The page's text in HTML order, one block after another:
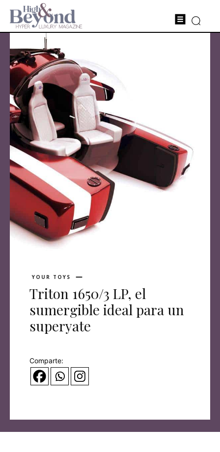
YOUR TOYS
Triton 1650/3 LP, el
sumergible ideal para un
superyate
Comparte: